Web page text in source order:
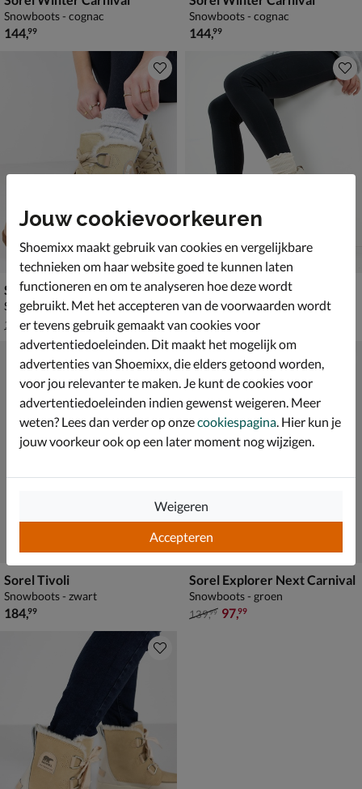
Snowboots - cognac
€ 144,99
144,99
Snowboots - cognac
€ 144,99
144,99
Sorel Torino II
Snowboots - beige
van € 164,99 voor € 115,49
164,99 115,49
Snowboots - beige
van € 134,99 voor € 94,49
134,99 94,49
Sorel Tivoli
Snowboots - zwart
€ 184,99
184,99
Sorel Explorer Next Carnival
Snowboots - groen
van € 139,99 voor € 97,99
139,99 97,99
Jouw cookievoorkeuren
Shoemixx maakt gebruik van cookies en vergelijkbare
technieken om haar website goed te kunnen laten
functioneren en om te analyseren hoe deze wordt
gebruikt. Met het accepteren van de voorwaarden wordt
er tevens gebruik gemaakt van cookies voor
advertentiedoeleinden. Dit maakt het mogelijk om
advertenties van Shoemixx, die elders getoond worden,
voor jou relevanter te maken. Je kunt de cookies voor
advertentiedoeleinden indien gewenst weigeren. Meer
weten? Lees dan verder op onzecookiespagina. Hier kun je
jouw voorkeur ook op een later moment nog wijzigen.
Accepteren
Weigeren